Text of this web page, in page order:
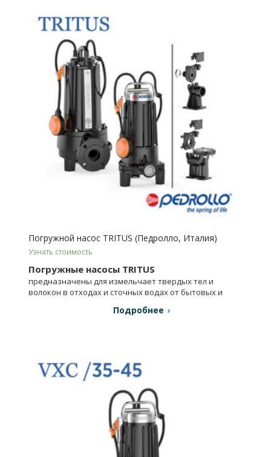
Погружной насос TRITUS (Педролло, Италия)
Узнать стоимость
Погружные насосы TRITUS
предназначены для измельчает твердых тел и
волокон в отходах и сточных водах от бытовых и
Подробнее